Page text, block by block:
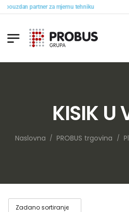
pouzdan partner za mjernu tehniku
KISIK U
Naslovna / PROBUS trgovina /